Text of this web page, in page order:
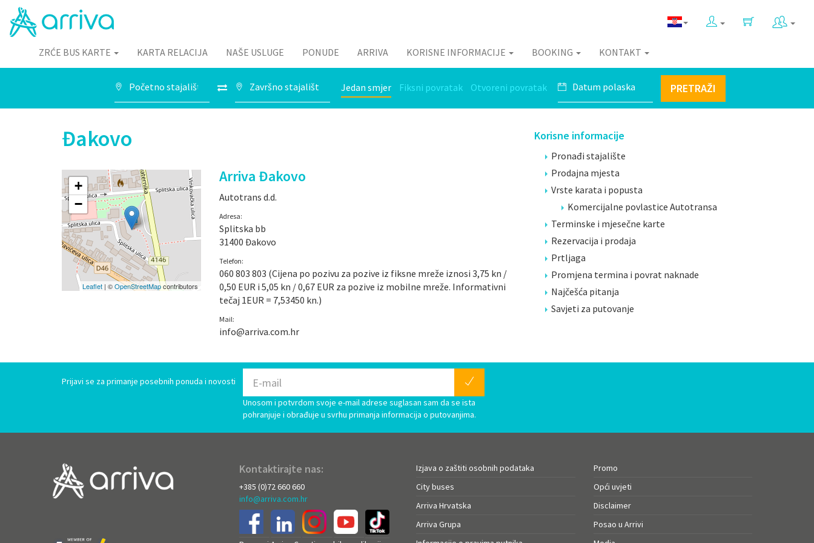
ZRĆE BUS KARTE KARTA RELACIJA NAŠE USLUGE PONUDE ARRIVA KORISNE INFORMACIJE BOOKING KONTAKT
Jedan smjer Fiksni povratak Otvoreni povratak PRETRAŽI
Đakovo
+
−
Leaflet| ©OpenStreetMapcontributors
Arriva Đakovo
Autotrans d.d.
Adresa:
Splitska bb
31400 Đakovo
Telefon:
060 803 803 (Cijena po pozivu za pozive iz fiksne mreže iznosi 3,75 kn /
0,50 EUR i 5,05 kn / 0,67 EUR za pozive iz mobilne mreže. Informativni
tečaj 1EUR = 7,53450 kn.)
Mail:
info@arriva.com.hr
Korisne informacije
Pronađi stajalište
Prodajna mjesta
Vrste karata i popusta
Komercijalne povlastice Autotransa
Terminske i mjesečne karte
Rezervacija i prodaja
Prtljaga
Promjena termina i povrat naknade
Najčešća pitanja
Savjeti za putovanje
Prijavi se za primanje posebnih ponuda i novosti
Unosom i potvrdom svoje e-mail adrese suglasan sam da se ista
pohranjuje i obrađuje u svrhu primanja informacija o putovanjima.
Kontaktirajte nas:
+385 (0)72 660 660
info@arriva.com.hr
Izjava o zaštiti osobnih podataka
City buses
Arriva Hrvatska
Arriva Grupa
Promo
Opći uvjeti
Disclaimer
Posao u Arrivi